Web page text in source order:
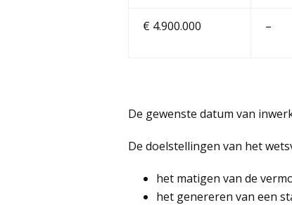
€ 4.900.000 –
De gewenste datum van
De doelstellingen van het
het matigen van de
het genereren van een